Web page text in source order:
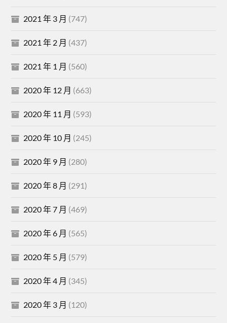
2021 年 3 月 (747)
2021 年 2 月 (437)
2021 年 1 月 (560)
2020 年 12 月 (663)
2020 年 11 月 (593)
2020 年 10 月 (245)
2020 年 9 月 (280)
2020 年 8 月 (291)
2020 年 7 月 (469)
2020 年 6 月 (565)
2020 年 5 月 (579)
2020 年 4 月 (345)
2020 年 3 月 (120)